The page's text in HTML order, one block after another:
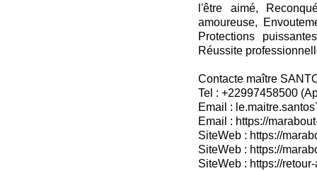
l'être aimé,
amoureuse,
Protections
Réussite
Contacte maître
Tel : +22997458500
Email :
Email : https://
SiteWeb : https://
SiteWeb : https://
SiteWeb : https://